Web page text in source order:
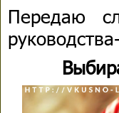
Передаю